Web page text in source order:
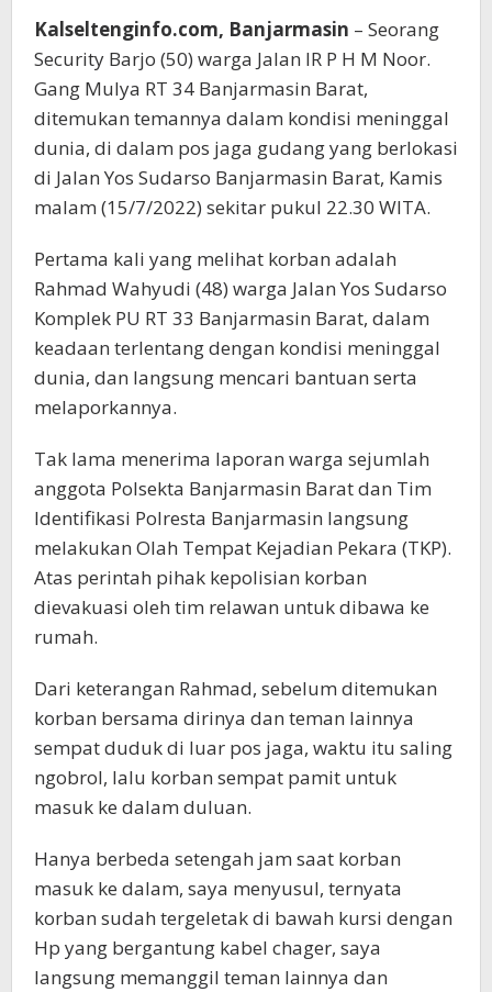
Kalseltenginfo.com, Banjarmasin – Seorang
Security Barjo (50) warga Jalan IR P H M Noor.
Gang Mulya RT 34 Banjarmasin Barat,
ditemukan temannya dalam kondisi meninggal
dunia, di dalam pos jaga gudang yang berlokasi
di Jalan Yos Sudarso Banjarmasin Barat, Kamis
malam (15/7/2022) sekitar pukul 22.30 WITA.
Pertama kali yang melihat korban adalah
Rahmad Wahyudi (48) warga Jalan Yos Sudarso
Komplek PU RT 33 Banjarmasin Barat, dalam
keadaan terlentang dengan kondisi meninggal
dunia, dan langsung mencari bantuan serta
melaporkannya.
Tak lama menerima laporan warga sejumlah
anggota Polsekta Banjarmasin Barat dan Tim
Identifikasi Polresta Banjarmasin langsung
melakukan Olah Tempat Kejadian Pekara (TKP).
Atas perintah pihak kepolisian korban
dievakuasi oleh tim relawan untuk dibawa ke
rumah.
Dari keterangan Rahmad, sebelum ditemukan
korban bersama dirinya dan teman lainnya
sempat duduk di luar pos jaga, waktu itu saling
ngobrol, lalu korban sempat pamit untuk
masuk ke dalam duluan.
Hanya berbeda setengah jam saat korban
masuk ke dalam, saya menyusul, ternyata
korban sudah tergeletak di bawah kursi dengan
Hp yang bergantung kabel chager, saya
langsung memanggil teman lainnya dan